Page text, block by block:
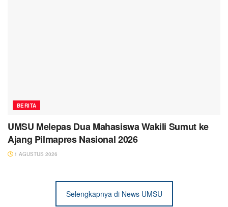
BERITA
UMSU Melepas Dua Mahasiswa Wakili Sumut ke
Ajang Pilmapres Nasional 2026
1 AGUSTUS 2026
Selengkapnya di News UMSU